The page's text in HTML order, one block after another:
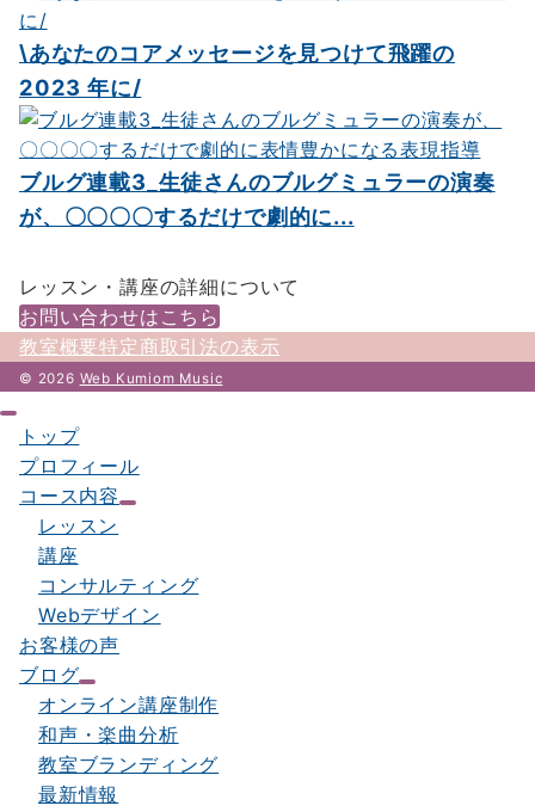
\あなたのコアメッセージを見つけて飛躍の
2023 年に/
ブルグ連載3_生徒さんのブルグミュラーの演奏
が、〇〇〇〇するだけで劇的に...
レッスン・講座の詳細について
お問い合わせはこちら
教室概要特定商取引法の表示
© 2026 Web Kumiom Music
トップ
プロフィール
コース内容
レッスン
講座
コンサルティング
Webデザイン
お客様の声
ブログ
オンライン講座制作
和声・楽曲分析
教室ブランディング
最新情報